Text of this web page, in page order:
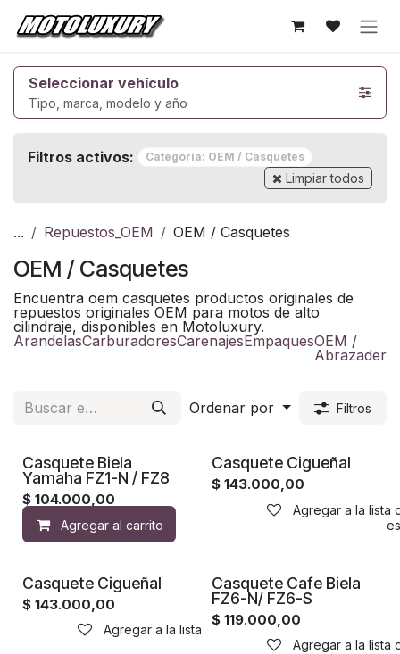
Ir al contenido
Seleccionar vehículo
Tipo, marca, modelo y año
Filtros activos: Categoría: OEM / Casquetes
Limpiar todos
... Repuestos_OEM OEM / Casquetes
OEM / Casquetes
Encuentra oem casquetes productos originales de
repuestos originales OEM para motos de alto
cilindraje, disponibles en Motoluxury.
ArandelasCarburadoresCarenajesEmpaquesOEM /
Ordenar por Filtros
Casquete Biela
Yamaha FZ1-N / FZ8
$ 104.000,00
Agregar al carrito Agregar a la lista de
Casquete Cigueñal
$143.000,00
Agregar a la lista
Casquete Cigueñal
$ 143.000,00
Agregar a la lista de deseos
Casquete Cafe Biela
FZ6-N/ FZ6-S
$119.000,00
Agregar a la lista